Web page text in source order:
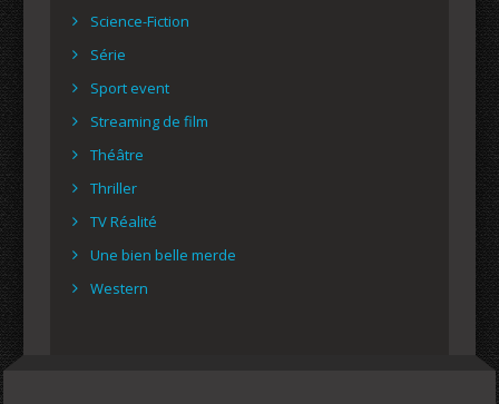
Science-Fiction
Série
Sport event
Streaming de film
Théâtre
Thriller
TV Réalité
Une bien belle merde
Western